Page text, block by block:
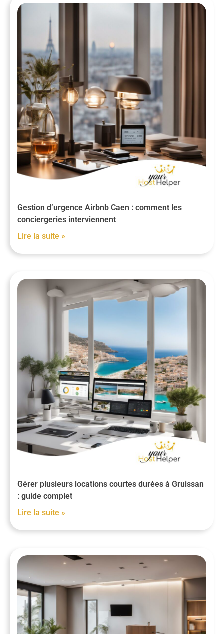
Gestion d’urgence Airbnb Caen : comment les
conciergeries interviennent
Lire la suite »
Gérer plusieurs locations courtes durées à Gruissan
: guide complet
Lire la suite »